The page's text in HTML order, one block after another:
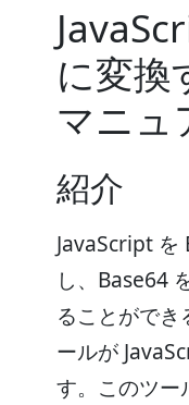
に変換
マニュ
紹介
JavaScript を
し、Base64
ることができ
ールが
す。このツー